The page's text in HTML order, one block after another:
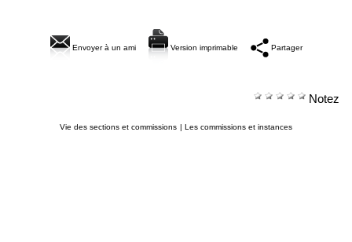
Envoyer à un ami Version imprimable Partager
Notez
Vie des sections et commissions | Les commissions et instances